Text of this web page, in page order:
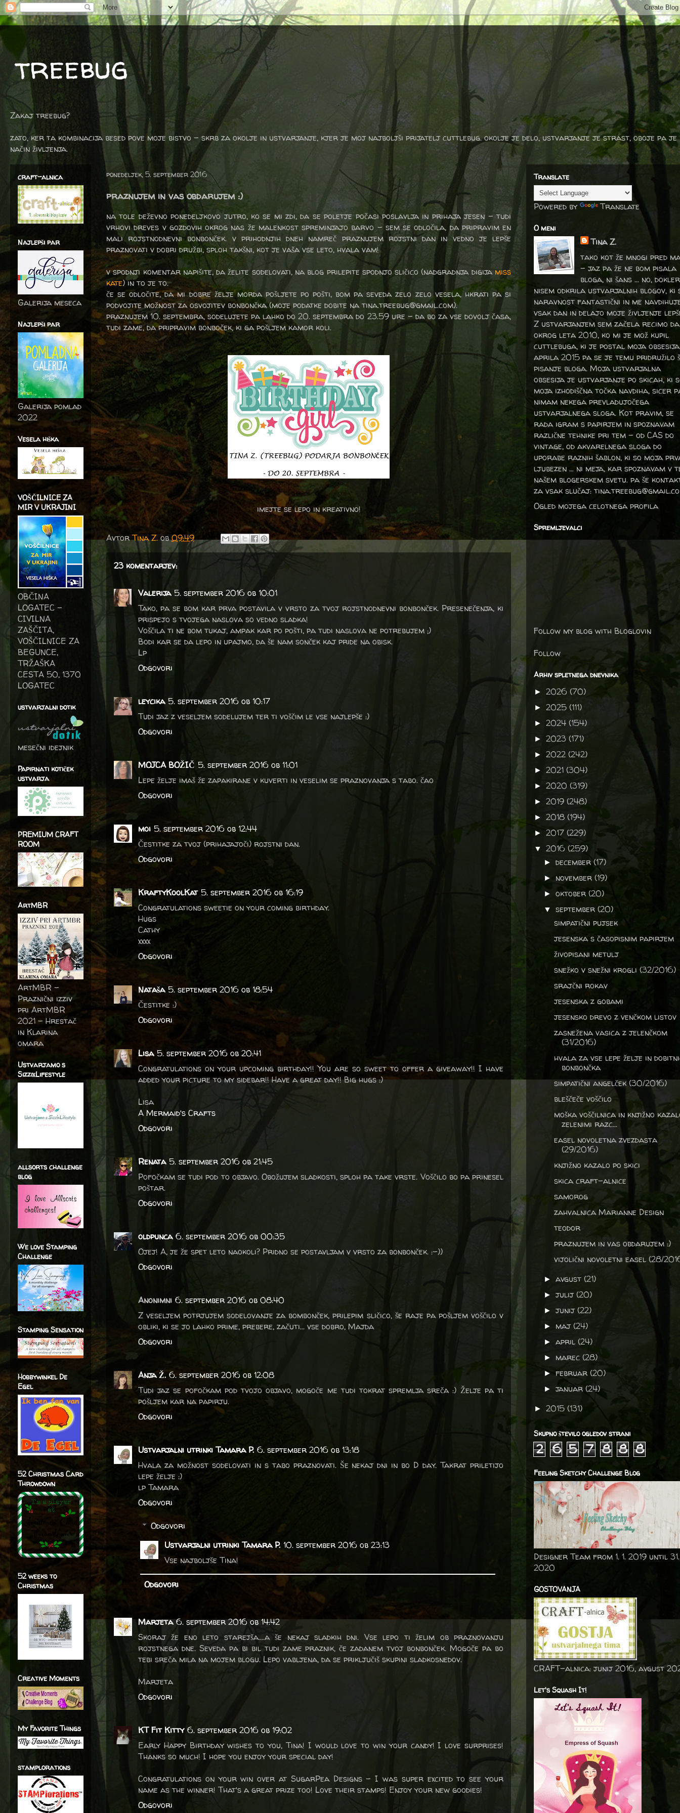
treebug
Zakaj treebug?
zato, ker ta kombinacija besed pove moje bistvo - skrb za okolje in ustvarjanje, kjer je moj najboljši prijatelj cuttlebug. okolje je delo, ustvarjanje je strast, oboje pa je
način življenja.
ponedeljek, 5. september 2016
praznujem in vas obdarujem :)
na tole deževno ponedeljkovo jutro, ko se mi zdi, da se poletje počasi poslavlja in prihaja jesen - tudi
vrhovi dreves v gozdovih okrog nas že malenkost spreminjajo barvo - sem se odločila, da pripravim en
mali rojstnodnevni bonbonček. v prihodnjih dneh namreč praznujem rojstni dan in vedno je lepše
praznovati v dobri družbi, sploh takšni, kot je vaša vse leto, hvala vam!
v spodnji komentar napišite, da želite sodelovati, na blog prilepite spodnjo sličico (nadgradnja digijamiss
kate) in to je to.
če se odločite, da mi dobre želje morda pošljete po pošti, bom pa seveda zelo zelo vesela, hkrati pa si
podvojite možnost za osvojitev bonbončka (moje podatke dobite na tina.treebug@gmail.com).
praznujem 10. septembra, sodelujete pa lahko do 20. septembra do 23.59 ure - da bo za vse dovolj časa,
tudi zame, da pripravim bonboček, ki ga pošljem kamor koli.
imejte se lepo in kreativno!
AvtorTina Z. ob09:49
23 komentarjev:
Valerija 5. september 2016 ob 10:01
Tako, pa se bom kar prva postavila v vrsto za tvoj rojstnodnevni bonbonček. Presenečenja, ki
prispejo s tvojega naslova so vedno sladka!
Voščila ti ne bom tukaj, ampak kar po pošti, pa tudi naslova ne potrebujem ;)
Bodi kar se da lepo in upajmo, da še nam sonček kaj pride na obisk.
Lp
Odgovori
leycika 5. september 2016 ob 10:17
Tudi jaz z veseljem sodelujem ter ti voščim le vse najlepše :)
Odgovori
MOJCA BOŽIČ 5. september 2016 ob 11:01
Lepe želje imaš že zapakirane v kuverti in veselim se praznovanja s tabo. čao
Odgovori
moi 5. september 2016 ob 12:44
Čestitke za tvoj (prihajajoči) rojstni dan.
Odgovori
KraftyKoolKat 5. september 2016 ob 16:19
Congratulations sweetie on your coming birthday.
Hugs
Cathy
xxxx
Odgovori
Nataša 5. september 2016 ob 18:54
Čestitke :)
Odgovori
Lisa 5. september 2016 ob 20:41
Congratulations on your upcoming birthday!! You are so sweet to offer a giveaway!! I have
added your picture to my sidebar!! Have a great day!! Big hugs :)
Lisa
A Mermaid's Crafts
Odgovori
Renata 5. september 2016 ob 21:45
Pofočkam se tudi pod to objavo. Obožujem sladkosti, sploh pa take vrste. Voščilo bo pa prinesel
poštar.
Odgovori
oldpunca 6. september 2016 ob 00:35
Ojej! A, je že spet leto naokoli? Pridno se postavljam v vrsto za bonbonček. :-))
Odgovori
Anonimni 6. september 2016 ob 08:40
Z veseljem potrjujem sodelovanje za bombonček, prilepim sličico, še raje pa pošljem voščilo v
obliki, ki se jo lahko prime, prebere, začuti... vse dobro, Majda
Odgovori
Anja Ž. 6. september 2016 ob 12:08
Tudi jaz se pofočkam pod tvojo objavo, mogoče me tudi tokrat spremlja sreča :) Želje pa ti
pošljem kar na papirju.
Odgovori
Ustvarjalni utrinki Tamara P. 6. september 2016 ob 13:18
Hvala za možnost sodelovati in s tabo praznovati. Še nekaj dni in bo D day. Takrat priletijo
lepe želje :)
lp Tamara
Odgovori
Odgovori
Ustvarjalni utrinki Tamara P. 10. september 2016 ob 23:13
Vse najboljše Tina!
Odgovori
Marjeta 6. september 2016 ob 14:42
Skoraj že eno leto starejša....a še nekaj sladkih dni. Vse lepo ti želim ob praznovanju
rojstnega dne. Seveda pa bi bil tudi zame praznik, če zadanem tvoj bonbonček. Mogoče pa bo
tebi sreča mila na mojem blogu. Lepo vabljena, da se priključiš skupini sladkosnedov.
Marjeta
Odgovori
KT Fit Kitty 6. september 2016 ob 19:02
Early Happy Birthday wishes to you, Tina! I would love to win your candy! I love surprises!
Thanks so much! I hope you enjoy your special day!
Congratulations on your win over at SugarPea Designs - I was super excited to see your
name as the winner! That's a great prize too! Love their stamps! Enjoy your new goodies!
Odgovori
craft-alnica
Najlepši par
Galerija meseca
Najlepši par
Galerija pomlad
2022
Vesela hiška
VOŠČILNICE ZA
MIR V UKRAJINI
OBČINA
LOGATEC -
CIVILNA
ZAŠČITA,
VOŠČILNICE ZA
BEGUNCE,
TRŽAŠKA
CESTA 50, 1370
LOGATEC
ustvarjalni dotik
mesečni idejnik
Papirnati kotiček
ustvarja
PREMIUM CRAFT
ROOM
ArtMBR
ArtMBR -
Praznični izziv
pri ArtMBR
2021 – Hrestač
in Klarina
omara
Ustvarjamo s
SizzixLifestyle
allsorts challenge
blog
We love Stamping
Challenge
Stamping Sensation
Hobbywinkel De
Egel
52 Christmas Card
Throwdown
52 weeks to
Christmas
Creative Moments
My Favorite Things
stamplorations
Translate
Powered by Translate
O meni
Tina Z.
tako kot že mnogi pred
- jaz pa že ne bom pisala
bloga, ni šans ... no, dokler
nisem odkrila ustvarjalnih blogov, ki
naravnost fantastični in me
vsak dan in delajo moje življenje
Z ustvarjanjem sem začela recimo da
okrog leta 2010, ko mi je mož kupil
cuttlebuga, ki je postal moja
aprila 2015 pa se je temu pridružilo
pisanje bloga. Moja ustvarjalna
obsesija je ustvarjanje po skicah, ki
moja izhodiščna točka navdiha, sicer
nimam nekega prevladujočega
ustvarjalnega sloga. Kot pravim, se
rada igram s papirjem in spoznavam
različne tehnike pri tem – od CAS do
vintage, od akvarelnega sloga do
uporabe raznih šablon, ki so moja
ljubezen … ni meja, kar spoznavam v
našem blogerskem svetu. pa še
za vsak slučaj:
Ogled mojega celotnega profila
Spremljevalci
Follow my blog with Bloglovin
Follow
Arhiv spletnega dnevnika
► 2026 (70)
► 2025 (111)
► 2024 (154)
► 2023 (171)
► 2022 (242)
► 2021 (304)
► 2020 (319)
► 2019 (248)
► 2018 (194)
► 2017 (229)
▼ 2016 (259)
►december(17)
► november(19)
►oktober(20)
▼september(20)
simpatični pujsek
jesenska s časopisnim papirjem
živopisani metulj
snežko v snežni krogli (32/2016)
srajčni rokav
jesenska z gobami
jesensko drevo z venčkom listov
zasnežena vasica z jelenčkom
(31/2016)
hvala za vse lepe želje in
bonbončka
simpatični angelček (30/2016)
bleščeče voščilo
moška voščilnica in knjižno
zelenimi razc...
easel novoletna zvezdasta
(29/2016)
knjižno kazalo po skici
skica craft-alnice
samorog
zahvalnica Marianne Design
teodor
praznujem in vas obdarujem :)
vijolični novoletni easel (28/
►avgust(21)
►julij(20)
►junij(22)
► maj(24)
►april(24)
► marec(28)
►februar(20)
►januar(24)
► 2015 (131)
Skupno število ogledov strani
2 6 5 7 8 8 8
Feeling Sketchy Challenge Blog
Designer Team from 1. 1. 2019 until
2020
GOSTOVANJA
CRAFT-alnica: junij 2016, avgust
Let's Squash It!